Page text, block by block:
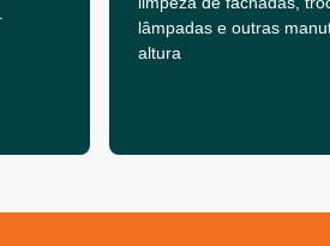
lâmpadas e outras
altura